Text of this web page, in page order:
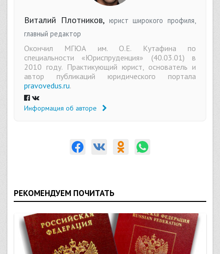
Виталий Плотников, юрист широкого профиля,
главный редактор
Окончил МГЮА им. О.Е. Кутафина по
специальности «Юриспруденция» (40.03.01) в
2010 году. Практикующий юрист, основатель и
автор публикаций юридического портала
pravovedus.ru.
Информация об авторе
РЕКОМЕНДУЕМ ПОЧИТАТЬ